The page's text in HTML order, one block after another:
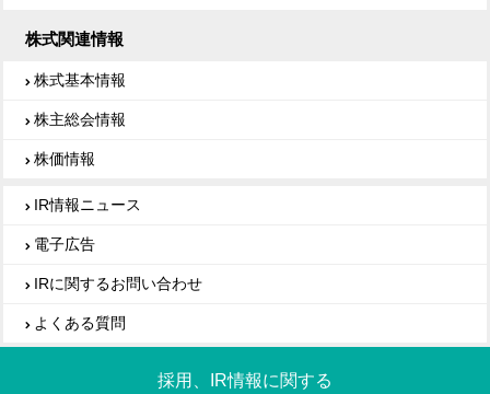
株式関連情報
株式基本情報
株主総会情報
株価情報
IR情報ニュース
電子広告
IRに関するお問い合わせ
よくある質問
採用、IR情報に関する